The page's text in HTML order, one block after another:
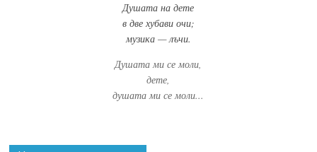
Душата на дете
в две хубави очи;
музика — лъчи.
Душата ми се моли,
дете,
душата ми се моли...